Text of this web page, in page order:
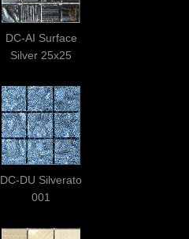
DC-AI Surface
Silver 25x25
DC-DU Silverato
001